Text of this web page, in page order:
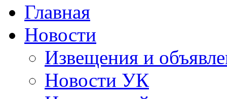
Главная
Новости
Извещения и
Новости УК